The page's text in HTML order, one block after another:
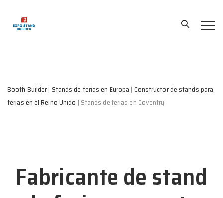
Booth Builder| Stands de ferias en Europa | Constructor de stands para
ferias en el Reino Unido | Stands de ferias en Coventry
Fabricante de stand